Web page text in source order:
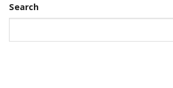
Search